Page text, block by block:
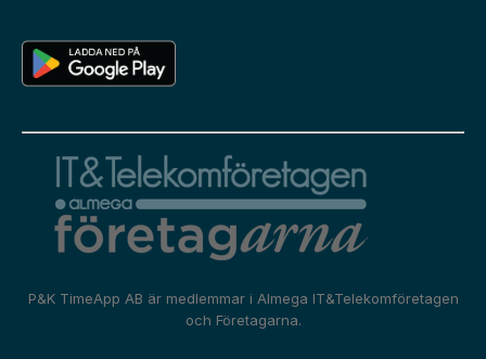
P&K TimeApp AB är medlemmar i Almega IT&Telekomföretagen
och Företagarna.